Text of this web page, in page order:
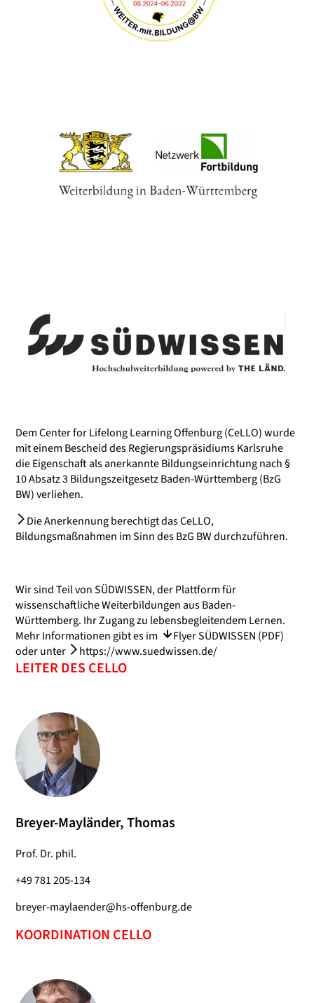
Dem Center for Lifelong Learning Offenburg (CeLLO) wurde
mit einem Bescheid des Regierungspräsidiums Karlsruhe
die Eigenschaft als anerkannte Bildungseinrichtung nach §
10 Absatz 3 Bildungszeitgesetz Baden-Württemberg (BzG
BW) verliehen.
Die Anerkennung berechtigt das CeLLO,
Bildungsmaßnahmen im Sinn des BzG BW durchzuführen.
Wir sind Teil von SÜDWISSEN, der Plattform für
wissenschaftliche Weiterbildungen aus Baden-
Württemberg. Ihr Zugang zu lebensbegleitendem Lernen.
Mehr Informationen gibt es im
Flyer SÜDWISSEN (PDF)
oder unter
https://www.suedwissen.de/
LEITER DES CELLO
Breyer-Mayländer, Thomas
Prof. Dr. phil.
+49 781 205-134
breyer-maylaender@hs-offenburg.de
KOORDINATION CELLO